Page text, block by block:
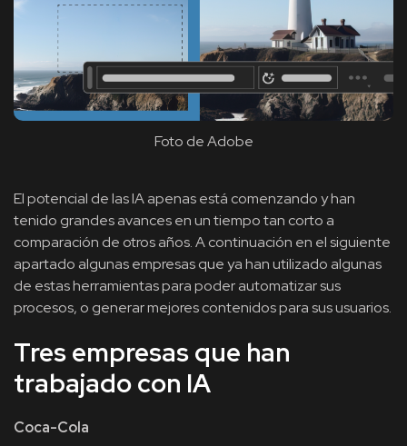
Foto de Adobe
El potencial de las IA apenas está comenzando y han
tenido grandes avances en un tiempo tan corto a
comparación de otros años. A continuación en el siguiente
apartado algunas empresas que ya han utilizado algunas
de estas herramientas para poder automatizar sus
procesos, o generar mejores contenidos para sus usuarios.
Tres empresas que han
trabajado con IA
Coca-Cola